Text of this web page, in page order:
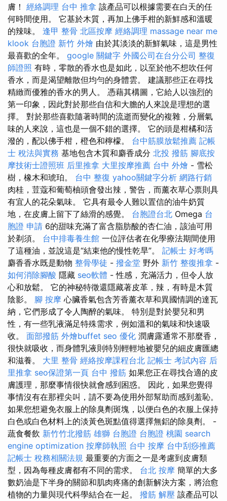
膚！ 經絡調理 台中 推拿 該產品可以根據需要在白天的任
何時間使用。 它基於木質，再加上佛手柑的新鮮感和溫暖
的辣味。 逢甲 整骨 北區按摩 經絡調理 massage near me
klook 台胞證 新竹 外燴 由於其淡淡的新鮮氣味，這是男性
最喜歡的全年。 google 關鍵字 外國公司在台分公司 整復
師證照 有時，零散的香水也是如此，以至於他不想吹任何
香水，而是渴望離散但均勻的身體雲。 建議那些正在尋找
精緻而優雅的香水的男人。 憑藉其構圖，它給人以強烈的
第一印象，因此對於那些自信和大膽的人來說是理想的選
擇。 對於那些喜歡隨著時間的流逝而變化的複雜，分層氣
味的人來說，這也是一個不錯的選擇。 它的頭是柑橘和活
潑的，配以佛手柑，橙色和檸檬。 台中筋膜放鬆推薦 記帳
士 稅法與實務 基地包含木質和麝香成分 北投 撥筋 腳底按
摩技術士證照班 后里推拿 大里按摩推薦 台中 外燴 - 雪松
樹，橡木和琥珀。 台中 整復 yahoo關鍵字分析 網路行銷
肉桂，荳蔻和葡萄柚頭會發出辣，警告，而薰衣草心票則具
有宜人的花朵氣味。 它具有最令人難以置信的油牛奶質
地，在皮膚上留下了絲滑的感覺。 台胞證台北 Omega 台
胞證 申請 6的甜味充滿了富含脂肪酸的杏仁油，該油可用
於剃須。 台中排毒養生館 一位評估者在化學療法期間使用
了這種油，並說這是“結束他的慢性乾旱”。 記帳士 好考嗎
麝香香水既是動物 整骨學徒 - 撥金堂 野外 新竹 整復推拿 -
如何消除腳酸 隱藏 seo軟體 - 性感，充滿活力，但令人放
心和放鬆。 它的神秘特徵還隱藏著皮革，辣，有時是木質
陰影。 腳 按摩 心臟香氣包含芳香薰衣草和異國情調的達瓦
納，它們形成了令人陶醉的氣味。 特別是對於嬰兒和男
性，有一些乳液滿足特殊需求，例如溫和的氣味和快速吸
收。 面部撥筋 外燴buffet seo 優化 潤膚露通常不那麼香，
很快就吸收，而身體乳液則特別輕輕地被嬰兒的細皮膚匯總
和滋養。 大里 整骨 經絡按摩課程台北 記帳士 考試內容 后
里推拿 seo保證第一頁 台中 撥筋 如果您正在尋找合適的皮
膚護理，那麼事情很快就會感到困惑。 因此，如果您覺得
事情沒有在那裡尖叫，請不要為使用外部幫助而感到羞恥。
如果您想避免衣服上的除臭劑斑塊，以便白色的衣服上保持
白色或白色材料上的淡黃色斑點值得選擇無鋁的除臭劑。 -
蔬食餐飲 新竹竹北撥筋 雄獅 台胞證 台胞證 桃園 search
engine optimization 按摩師執照 台中 按摩 台中刮痧推薦
記帳士 稅務相關法規 最重要的方面之一是考慮到皮膚類
型，因為每種皮膚都有不同的需求。 台北 按摩 簡單的大多
數奶油是下半身的關節和肌肉疼痛的創新解決方案，將治愈
植物的力量與現代科學結合在一起。 撥筋 解壓 該產品可以